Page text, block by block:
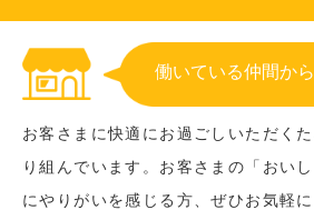
働いている仲間か
お客さまに快適にお過ごしいただく
り組んでいます。お客さまの「おい
にやりがいを感じる方、ぜひお気軽に